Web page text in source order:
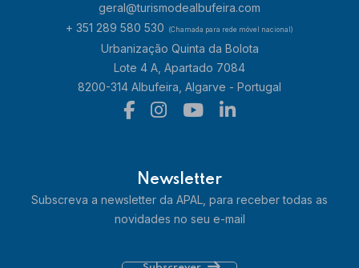
geral@turismodealbufeira.com
+ 351 289 580 530
(Chamada para rede móvel nacional)
Urbanização Quinta da Bolota
Lote 4 A, Apartado 7084
8200-314 Albufeira, Algarve - Portugal
Newsletter
Subscreva a newsletter da APAL, para receber todas as
novidades no seu e-mail